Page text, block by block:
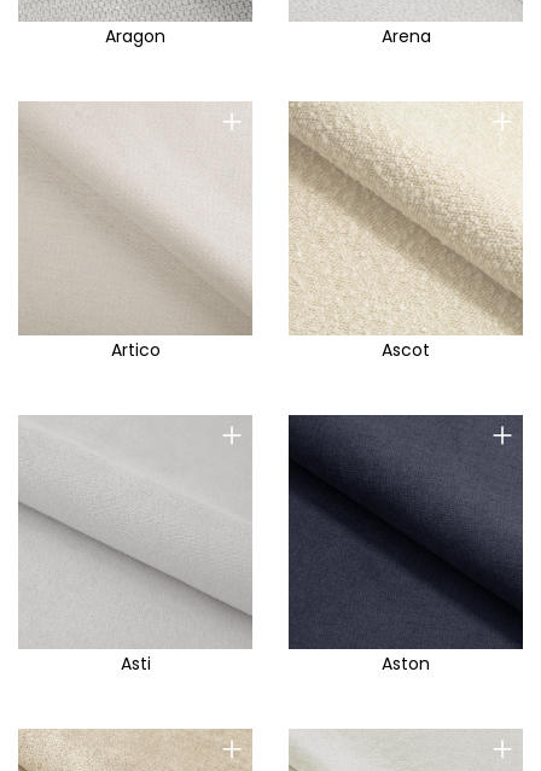
Aragon Arena
+
Artico
+
Ascot
+
Asti
+
Aston
+ +